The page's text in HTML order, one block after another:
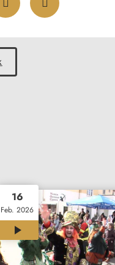
16
Feb. 2026
00:30